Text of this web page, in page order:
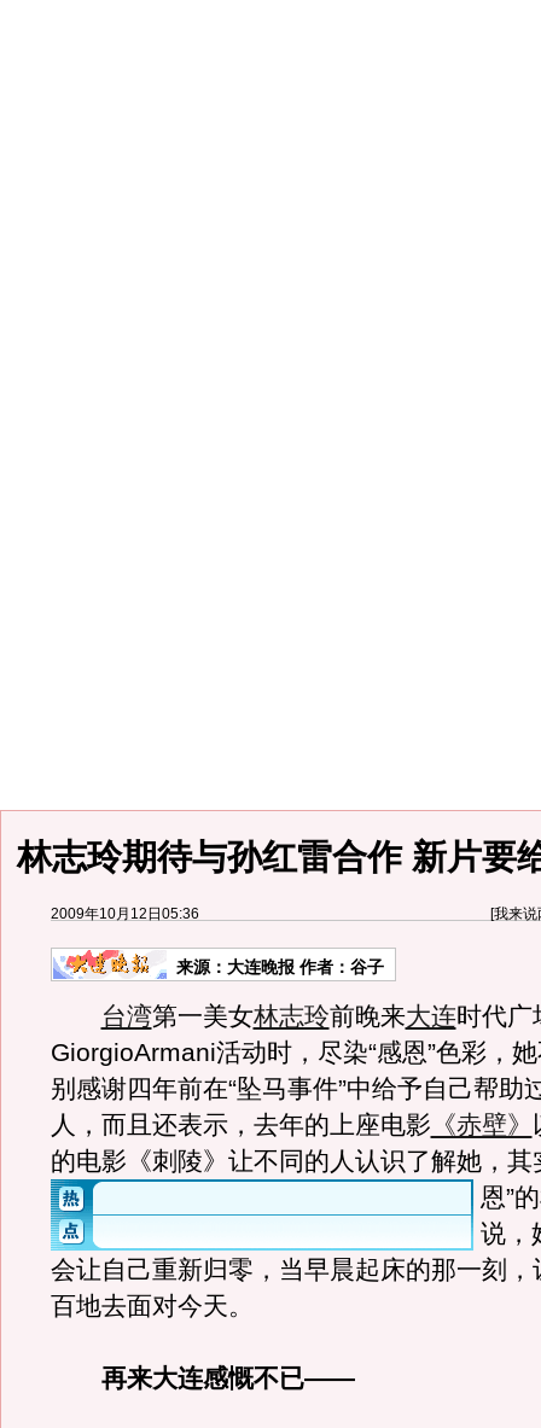
林志玲期待与孙红雷合作 新片要
2009年10月12日05:36 [我来说
来源： 大连晚报作者：谷子
台湾第一美女林志玲前晚来大连时代广
GiorgioArmani活动时，尽染“感恩”色彩，
别感谢四年前在“坠马事件”中给予自己帮助
人，而且还表示，去年的上座电影 《赤壁》
的电影《刺陵》让不同的人认识了解她，其
恩”
说，
会让自己重新归零，当早晨起床的那一刻，
百地去面对今天。
再来大连感慨不已——